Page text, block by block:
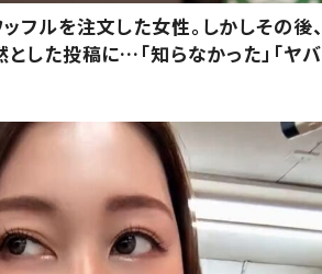
フルを注文した女性。しかしその後、
した投稿に…「知らなかった」「ヤバ